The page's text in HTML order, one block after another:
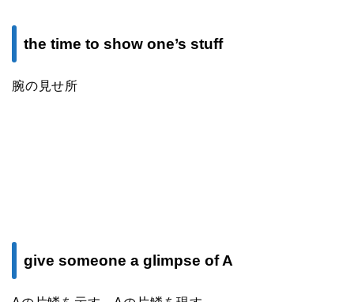
the time to show one’s stuff
腕の見せ所
give someone a glimpse of A